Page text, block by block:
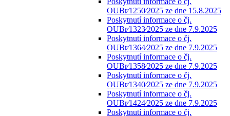
OUBr⁄1250⁄2025 ze dne 15.8.2025
Poskytnutí informace o čj.
OUBr⁄1323⁄2025 ze dne 7.9.2025
Poskytnutí informace o čj.
OUBr⁄1364⁄2025 ze dne 7.9.2025
Poskytnutí informace o čj.
OUBr⁄1358⁄2025 ze dne 7.9.2025
Poskytnutí informace o čj.
OUBr⁄1340⁄2025 ze dne 7.9.2025
Poskytnutí informace o čj.
OUBr⁄1424⁄2025 ze dne 7.9.2025
Poskytnutí informace o čj.